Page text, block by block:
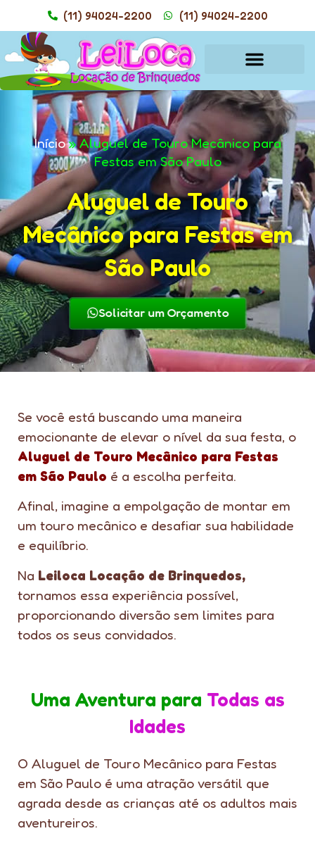
(11) 94024-2200 (11) 94024-2200
Início»Aluguel de Touro Mecânico para
Festas em São Paulo
Aluguel de Touro
Mecânico para Festas em
São Paulo
Solicitar um Orçamento
Se você está buscando uma maneira
emocionante de elevar o nível da sua festa, o
Aluguel de Touro Mecânico para Festas
em São Paulo é a escolha perfeita.
Afinal, imagine a empolgação de montar em
um touro mecânico e desafiar sua habilidade
e equilíbrio.
Na Leiloca Locação de Brinquedos,
tornamos essa experiência possível,
proporcionando diversão sem limites para
todos os seus convidados.
Uma Aventura para Todas as
Idades
O Aluguel de Touro Mecânico para Festas
em São Paulo é uma atração versátil que
agrada desde as crianças até os adultos mais
aventureiros.